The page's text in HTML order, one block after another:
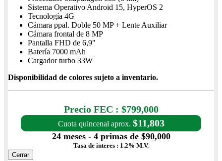
Sistema Operativo Android 15, HyperOS 2
Tecnología 4G
Cámara ppal. Doble 50 MP + Lente Auxiliar
Cámara frontal de 8 MP
Pantalla FHD de 6,9"
Batería 7000 mAh
Cargador turbo 33W
Disponibilidad de colores sujeto a inventario.
Precio FEC : $799,000
Cuota quincenal aprox. $11,803
24 meses - 4 primas de $90,000
Tasa de interes : 1.2% M.V.
Cerrar